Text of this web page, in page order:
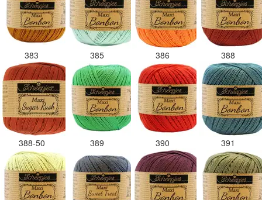
383 385 386 388
388-50 389 390 391